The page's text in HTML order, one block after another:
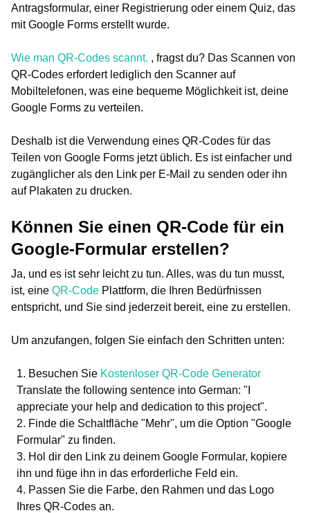
Antragsformular, einer Registrierung oder einem Quiz, das
mit Google Forms erstellt wurde.
Wie man QR-Codes scannt. , fragst du? Das Scannen von
QR-Codes erfordert lediglich den Scanner auf
Mobiltelefonen, was eine bequeme Möglichkeit ist, deine
Google Forms zu verteilen.
Deshalb ist die Verwendung eines QR-Codes für das
Teilen von Google Forms jetzt üblich. Es ist einfacher und
zugänglicher als den Link per E-Mail zu senden oder ihn
auf Plakaten zu drucken.
Können Sie einen QR-Code für ein
Google-Formular erstellen?
Ja, und es ist sehr leicht zu tun. Alles, was du tun musst,
ist, eine QR-Code Plattform, die Ihren Bedürfnissen
entspricht, und Sie sind jederzeit bereit, eine zu erstellen.
Um anzufangen, folgen Sie einfach den Schritten unten:
Besuchen Sie Kostenloser QR-Code Generator
Translate the following sentence into German: "I
appreciate your help and dedication to this project".
Finde die Schaltfläche "Mehr", um die Option "Google
Formular" zu finden.
Hol dir den Link zu deinem Google Formular, kopiere
ihn und füge ihn in das erforderliche Feld ein.
Passen Sie die Farbe, den Rahmen und das Logo
Ihres QR-Codes an.